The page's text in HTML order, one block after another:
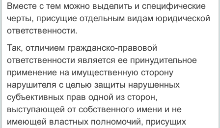
Вместе с тем можно выделить и специфические
черты, присущие отдельным видам юридической
ответственности.
Так, отличием гражданско-правовой
ответственности является ее принудительное
применение на имущественную сторону
нарушителя с целью защиты нарушенных
субъективных прав одной из сторон,
выступающей от собственного имени и не
имеющей властных полномочий, присущих